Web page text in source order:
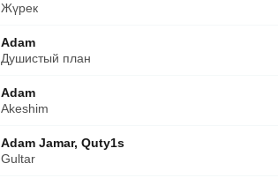
Жүрек
Adam
Душистый план
Adam
Akeshim
Adam Jamar, Quty1s
Gultar